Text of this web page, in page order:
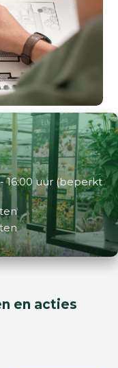
16:00 uur (beperkt
en acties